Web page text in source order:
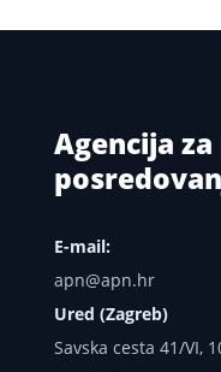
Agencija
E-mail:
apn@apn.hr
Ured (Zagreb)
Savska cesta 41/VI,